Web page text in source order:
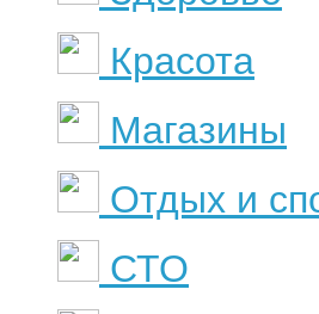
Красота
Магазины
Отдых и
СТО